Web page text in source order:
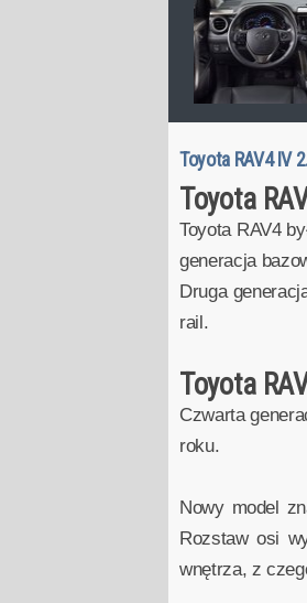
Toyota RAV4 IV
Toyota
Toyota RAV4
generacja
Druga
rail.
Toyota
Czwarta
roku.
Nowy model
Rozstaw osi
wnętrza, z